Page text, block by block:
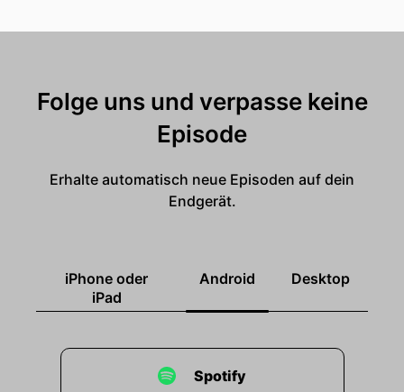
Folge uns und verpasse keine
Episode
Erhalte automatisch neue Episoden auf dein
Endgerät.
iPhone oder
iPad
Android Desktop
Spotify